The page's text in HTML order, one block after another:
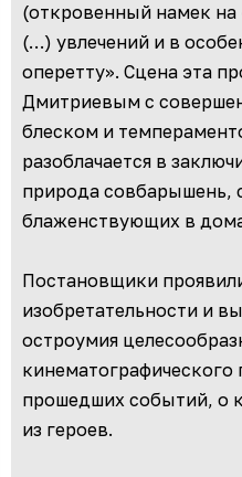
(откровенный намек на
(…) увлечений и в
оперетту». Сцена эта
Дмитриевым с
блеском и
разоблачается в
природа совбарышень,
блаженствующих в
Постановщики
изобретательности и
остроумия
прошедших событий, о
из героев.